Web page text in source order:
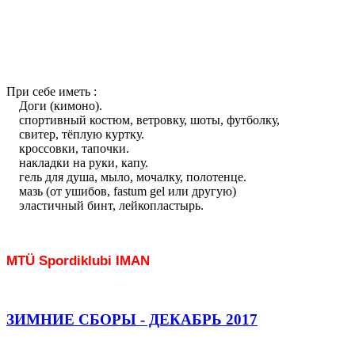
При себе иметь :
Доги (кимоно).
спортивный костюм, ветровку, шоты, футболку,
cвитер, тёплую куртку.
кроссовки, тапочки.
накладки на руки, капу.
гель для душа, мыло, мочалку, полотенце.
мазь (от ушибов, fastum gel или другую)
эластичный бинт, лейкопластырь.
MTÜ Spordiklubi IMAN
ЗИМНИЕ СБОРЫ - ДЕКАБРЬ 2017